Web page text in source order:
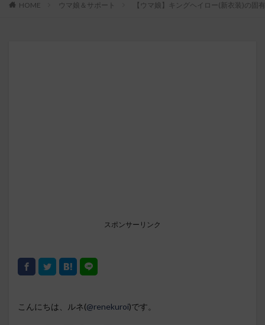
HOME ウマ娘＆サポート 【ウマ娘】キングヘイロー(新衣装)の固
スポンサーリンク
こんにちは、ルネ(@renekuroi)です。